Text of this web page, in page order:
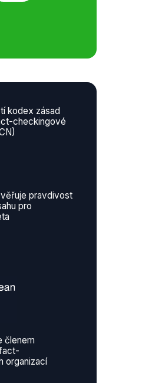
kodex zásad
checkingové
pravdivost
pro
členem
organizací